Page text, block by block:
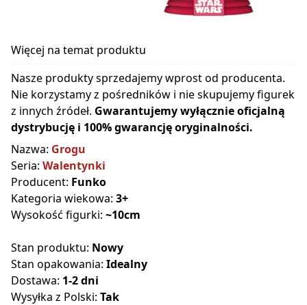
Więcej na temat produktu
Nasze produkty sprzedajemy wprost od producenta.
Nie korzystamy z pośredników i nie skupujemy figurek
z innych źródeł. Gwarantujemy wyłącznie oficjalną
dystrybucję i 100% gwarancję oryginalności.
Nazwa: Grogu
Seria: Walentynki
Producent: Funko
Kategoria wiekowa: 3+
Wysokość figurki: ~10cm
Stan produktu: Nowy
Stan opakowania: Idealny
Dostawa: 1-2 dni
Wysyłka z Polski: Tak